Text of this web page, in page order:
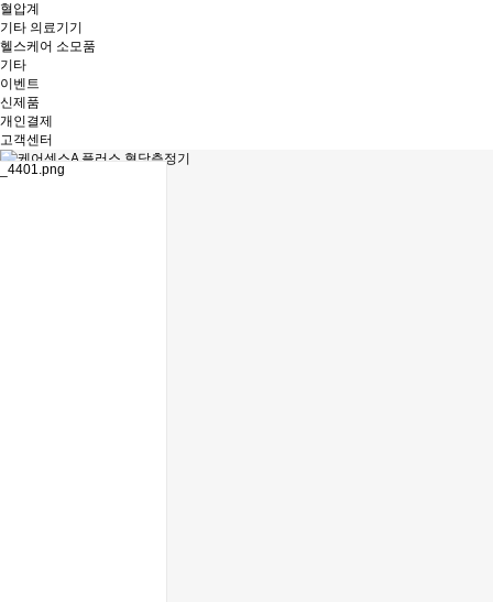
혈압계
기타 의료기기
헬스케어 소모품
기타
이벤트
신제품
개인결제
고객센터